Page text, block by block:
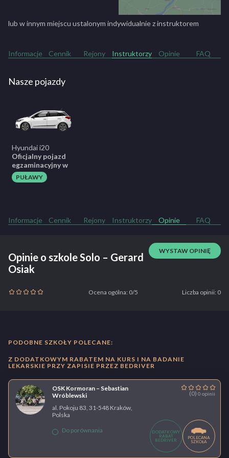
lub w innym miejscu ustalonym indywidualnie z instruktorem
Informacje Cennik Rejony Instruktorzy Opinie FAQ
Nasze pojazdy
Hyundai i20
Oficjalny pojazd
egzaminacyjny w
PUŁAWY
Informacje Cennik Rejony Instruktorzy Opinie FAQ
Opinie o szkole Solo – Gerard
Osiak
WYSTAW OPINIĘ
Ocena ogólna: 0/5 Liczba opinii: 0
PODOBNE SZKOŁY POLECANE:
Z DODATKOWYM RABATEM NA KURS I NA BADANIE
LEKARSKIE PRZY ZAPISIE PRZEZ BEDRIVER
OSK Kormoran – Sebastian
Wróblewski
(0) 0 opinii
al. Pokoju 83, 31-548 Kraków,
Polska
Do porównania
DODATKOWY
RABAT
BEDRIVER
POLECANA
SZKOŁA